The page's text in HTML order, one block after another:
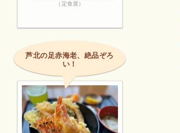
（定食屋）
芦北の足赤海老、絶品ぞろ
い！